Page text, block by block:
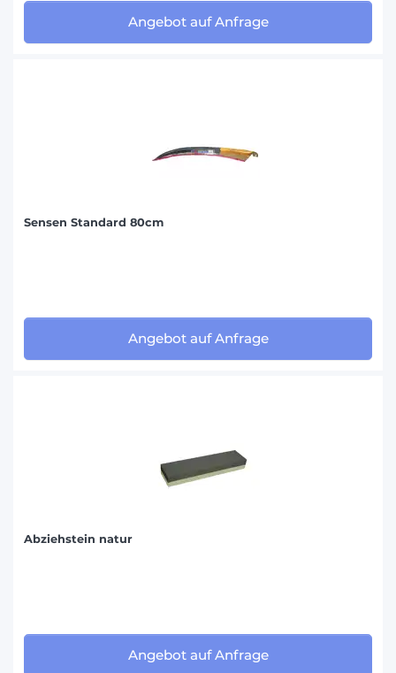
Angebot auf Anfrage
Sensen Standard 80cm
Angebot auf Anfrage
Abziehstein natur
Angebot auf Anfrage